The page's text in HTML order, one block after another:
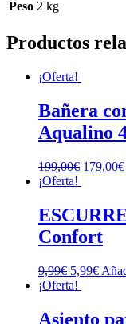
Peso 2 kg
Productos
¡Oferta!
Bañera
Aqualino
199,00€ 179,00€
¡Oferta!
Confort
9,99€ 5,99€
¡Oferta!
Asiento